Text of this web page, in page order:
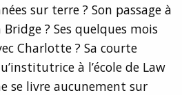
sur terre ? Son passage à
? Ses quelques mois
Charlotte ? Sa courte
à l’école de Law
se livre aucunement sur